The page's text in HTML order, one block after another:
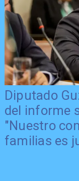
Diputado
del informe
"Nuestro
familias es